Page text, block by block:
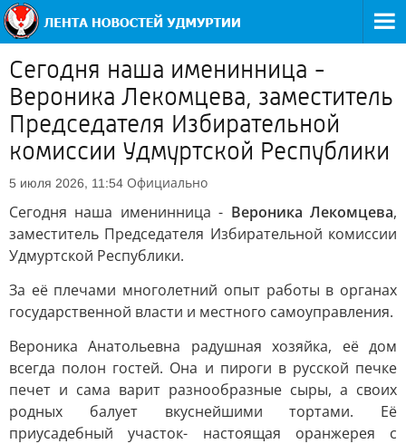
Сегодня наша именинница -
Вероника Лекомцева, заместитель
Председателя Избирательной
комиссии Удмуртской Республики
5 июля 2026, 11:54 Официально
Сегодня наша именинница - Вероника Лекомцева,
заместитель Председателя Избирательной комиссии
Удмуртской Республики.
За её плечами многолетний опыт работы в органах
государственной власти и местного самоуправления.
Вероника Анатольевна радушная хозяйка, её дом
всегда полон гостей. Она и пироги в русской печке
печет и сама варит разнообразные сыры, а своих
родных балует вкуснейшими тортами. Её
приусадебный участок- настоящая оранжерея с